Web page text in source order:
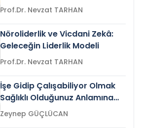
Prof.Dr. Nevzat TARHAN
Nöroliderlik ve Vicdani Zekâ:
Geleceğin Liderlik Modeli
Prof.Dr. Nevzat TARHAN
İşe Gidip Çalışabiliyor Olmak
Sağlıklı Olduğunuz Anlamına
Gelir mi?Zeynep GÜÇLÜCAN